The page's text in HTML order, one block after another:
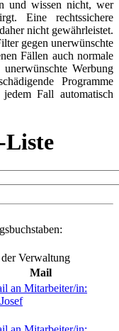
und wissen nicht, wer
Eine rechtssichere
nicht gewährleistet.
gegen unerwünschte
Fällen auch normale
Werbung
Programme
Fall automatisch
Liste
Verwaltung
Mail